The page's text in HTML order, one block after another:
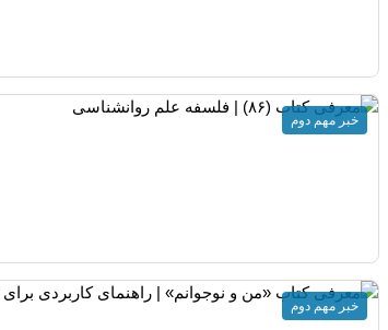
خبر مهم دوم
خبر مهم دوم